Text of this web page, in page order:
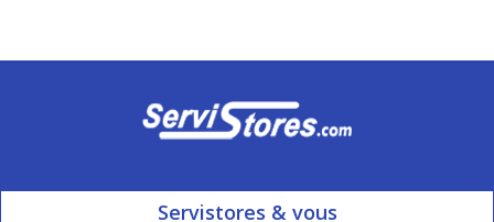
Servistores & vous